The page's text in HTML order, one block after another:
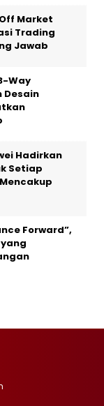
Market
Trading
Jawab
Way
Desain
Hadirkan
Setiap
Forward”,